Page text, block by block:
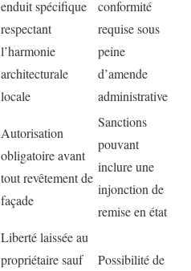
enduit spécifique
respectant
l’harmonie
architecturale
locale
conformité
requise sous
peine
d’amende
administrative
Autorisation
obligatoire avant
tout revêtement de
façade
Sanctions
pouvant
inclure une
injonction de
remise en état
Liberté laissée au
propriétaire sauf
Possibilité de